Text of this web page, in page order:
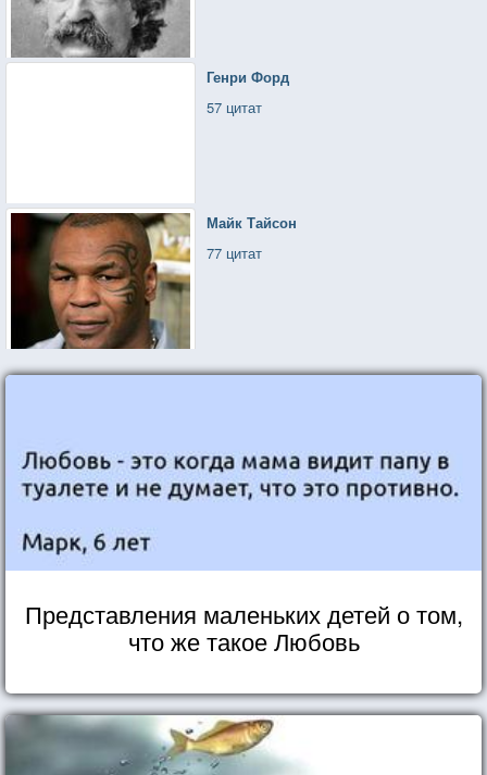
Генри Форд
57 цитат
Майк Тайсон
77 цитат
Представления маленьких детей о том,
что же такое Любовь